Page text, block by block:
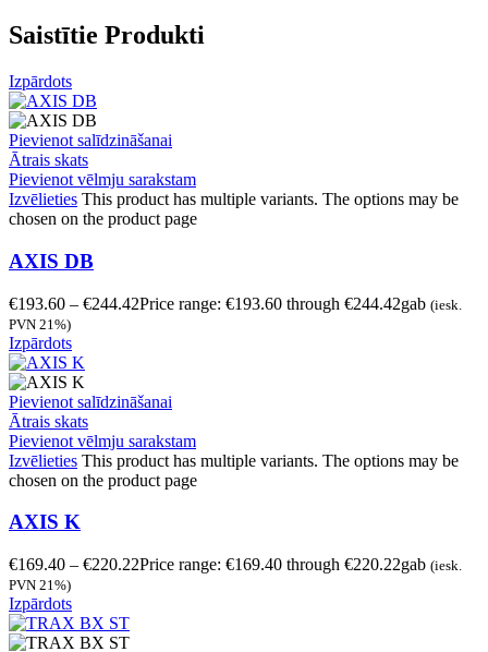
Saistītie Produkti
Izpārdots
Pievienot salīdzināšanai
Ātrais skats
Pievienot vēlmju sarakstam
Izvēlieties This product has multiple variants. The options may be
chosen on the product page
AXIS DB
€193.60 – €244.42Price range: €193.60 through €244.42gab (iesk.
PVN 21%)
Izpārdots
Pievienot salīdzināšanai
Ātrais skats
Pievienot vēlmju sarakstam
Izvēlieties This product has multiple variants. The options may be
chosen on the product page
AXIS K
€169.40 – €220.22Price range: €169.40 through €220.22gab (iesk.
PVN 21%)
Izpārdots